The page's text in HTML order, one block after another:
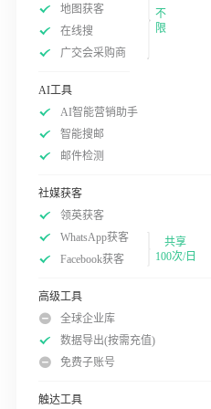
地图获客
在线搜
广交会采购商
不
限
AI工具
AI智能营销助手
智能搜邮
邮件检测
社媒获客
领英获客
WhatsApp获客
Facebook获客
共享
100次/日
高级工具
全球企业库
数据导出(按需充值)
免费子账号
触达工具